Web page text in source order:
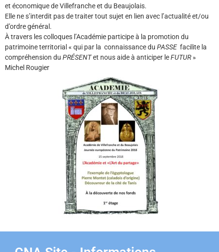
et économique de Villefranche et du Beaujolais.
Elle ne s’interdit pas de traiter tout sujet en lien avec l’actualité et/ou
d’ordre général.
À travers les colloques l’Académie participe à la promotion du
patrimoine territorial « qui par la connaissance du PASSEfacilite la
compréhension du PRÉSENTet nous aide à anticiper leFUTUR»
Michel Rougier